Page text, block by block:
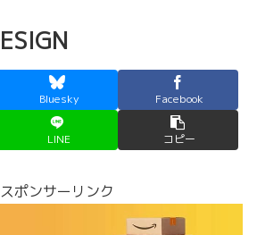
Bluesky Facebook
LINE コピー
スポンサーリンク